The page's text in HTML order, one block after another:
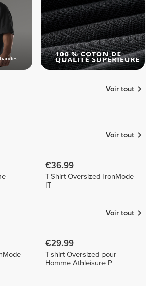
Voir tout
Voir tout
€36.99
T-Shirt Oversized IronMode
IT
Voir tout
€29.99
T-shirt Oversized pour
Homme Athleisure P